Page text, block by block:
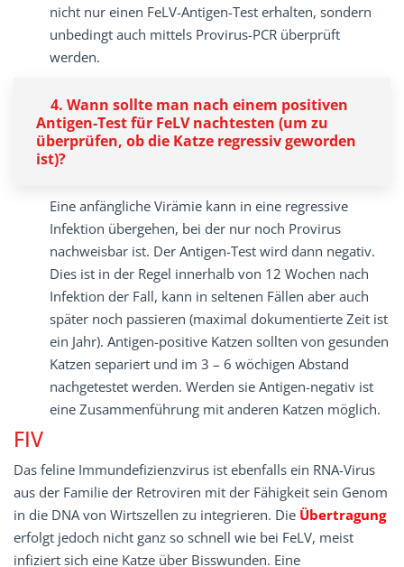
nicht nur einen FeLV-Antigen-Test erhalten, sondern
unbedingt auch mittels Provirus-PCR überprüft
werden.
4. Wann sollte man nach einem positiven
Anti­gen-Test für FeLV nachtesten (um zu
überprüfen, ob die Katze regressiv geworden
ist)?
Eine anfängliche Virämie kann in eine regressive
Infektion übergehen, bei der nur noch Provirus
nachweisbar ist. Der Antigen-Test wird dann negativ.
Dies ist in der Regel innerhalb von 12 Wochen nach
Infektion der Fall, kann in seltenen Fällen aber auch
später noch passieren (maximal dokumentierte Zeit ist
ein Jahr). Antigen-positive Katzen sollten von ­gesunden
Katzen separiert und im 3 – 6 wöchigen Abstand
nachgetestet werden. Werden sie ­Antigen-negativ ist
eine Zusammenführung mit anderen Katzen möglich.
FIV
Das feline Immundefizienzvirus ist ebenfalls ein RNA-Virus
aus der Familie der Retroviren mit der Fähigkeit sein Genom
in die DNA von Wirtszellen zu integrieren. Die Übertragung
erfolgt jedoch nicht ganz so schnell wie bei FeLV, meist
infiziert sich eine Katze über Bisswunden. Eine